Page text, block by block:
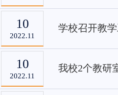
10
2022.11
学校召开教
10
2022.11
我校2个教研